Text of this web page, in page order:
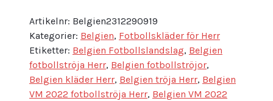
Artikelnr: Belgien2312290919
Kategorier: Belgien, Fotbollskläder för Herr
Etiketter: Belgien Fotbollslandslag, Belgien
fotbollströja Herr, Belgien fotbollströjor,
Belgien kläder Herr, Belgien tröja Herr, Belgien
VM 2022 fotbollströja Herr, Belgien VM 2022